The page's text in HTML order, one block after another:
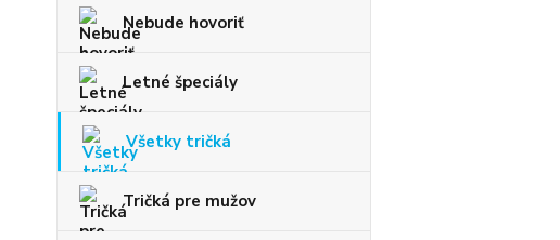
Nebude hovoriť
Letné špeciály
Všetky tričká
Tričká pre mužov